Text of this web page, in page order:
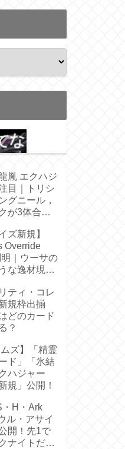
胤 エクハジ
目｜トリシ
グニール，
が3体合
ズ新規】
Override
｜ウーサの
な逸材現
ティ・コレ
規枠出揃
どのカード
？
ムズ】「精霊
ド」「氷結
ハジャー
規」公開！
・H・Ark
ル・アサイ
開！先1で
ナイトだ